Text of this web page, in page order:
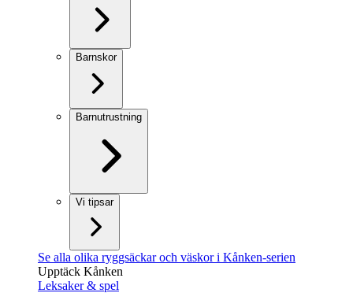
Barnskor
Barnutrustning
Vi tipsar
Se alla olika ryggsäckar och väskor i Kånken-serien
Upptäck Kånken
Leksaker & spel